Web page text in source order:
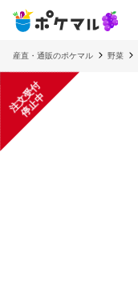
産直・通販のポケマル 野菜
注
文
受
付
停
止
中